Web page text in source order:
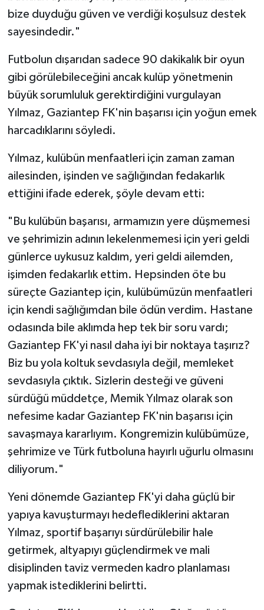
bize duyduğu güven ve verdiği koşulsuz destek
sayesindedir."
Futbolun dışarıdan sadece 90 dakikalık bir oyun
gibi görülebileceğini ancak kulüp yönetmenin
büyük sorumluluk gerektirdiğini vurgulayan
Yılmaz, Gaziantep FK'nin başarısı için yoğun emek
harcadıklarını söyledi.
Yılmaz, kulübün menfaatleri için zaman zaman
ailesinden, işinden ve sağlığından fedakarlık
ettiğini ifade ederek, şöyle devam etti:
"Bu kulübün başarısı, armamızın yere düşmemesi
ve şehrimizin adının lekelenmemesi için yeri geldi
günlerce uykusuz kaldım, yeri geldi ailemden,
işimden fedakarlık ettim. Hepsinden öte bu
süreçte Gaziantep için, kulübümüzün menfaatleri
için kendi sağlığımdan bile ödün verdim. Hastane
odasında bile aklımda hep tek bir soru vardı;
Gaziantep FK'yi nasıl daha iyi bir noktaya taşırız?
Biz bu yola koltuk sevdasıyla değil, memleket
sevdasıyla çıktık. Sizlerin desteği ve güveni
sürdüğü müddetçe, Memik Yılmaz olarak son
nefesime kadar Gaziantep FK'nin başarısı için
savaşmaya kararlıyım. Kongremizin kulübümüze,
şehrimize ve Türk futboluna hayırlı uğurlu olmasını
diliyorum."
Yeni dönemde Gaziantep FK'yi daha güçlü bir
yapıya kavuşturmayı hedeflediklerini aktaran
Yılmaz, sportif başarıyı sürdürülebilir hale
getirmek, altyapıyı güçlendirmek ve mali
disiplinden taviz vermeden kadro planlaması
yapmak istediklerini belirtti.